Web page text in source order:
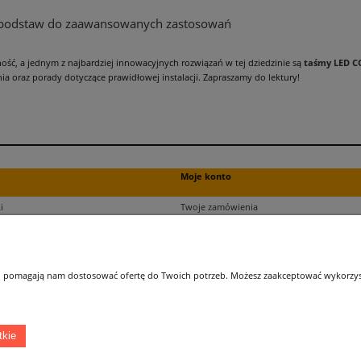
do zaawansowanych zastosowań
a jednym z najbardziej innowacyjnych rozwiązań w tej dziedzinie są taśmy LED
oraz porady dotyczące prawidłowej instalacji. Zapraszamy do lektury!
zamówień
Moje konto
Twoje zamówienia
Łatwy dojazd z Sopotu, Gdańska i Gdyni - przekonaj się i kup również na miejscu!
nam dostosować ofertę do Twoich potrzeb. Możesz zaakceptować